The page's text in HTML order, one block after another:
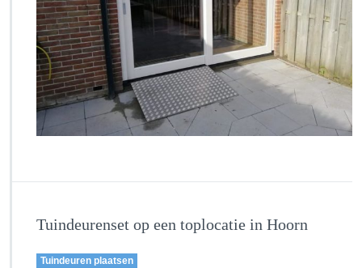
Tuindeurenset op een toplocatie in Hoorn
Tuindeuren plaatsen